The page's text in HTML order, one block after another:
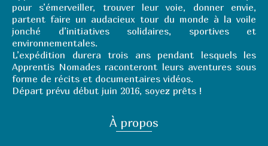
pour s’émerveiller, trouver leur voie, donner envie,
partent faire un audacieux tour du monde à la voile
jonché d’initiatives solidaires, sportives et
environnementales.
L’expédition durera trois ans pendant lesquels les
Apprentis Nomades raconteront leurs aventures sous
forme de récits et documentaires vidéos.
Départ prévu début juin 2016, soyez prêts !
À propos